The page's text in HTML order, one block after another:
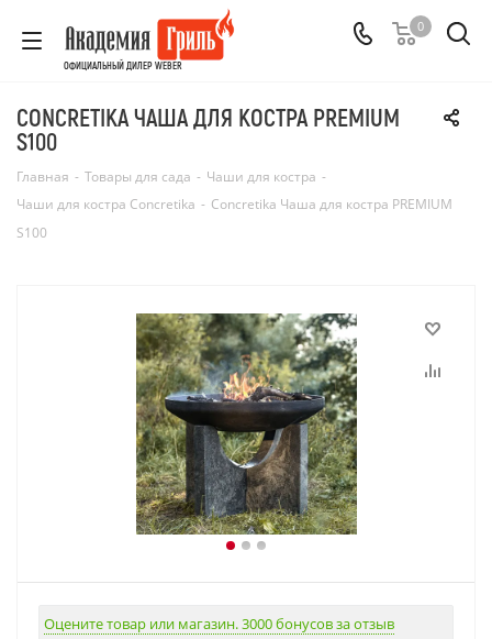
ОФИЦИАЛЬНЫЙ ДИЛЕР WEBER
0
CONCRETIKA ЧАША ДЛЯ КОСТРА PREMIUM
S100
Главная - Товары для сада - Чаши для костра -
Чаши для костра Concretika - Concretika Чаша для костра PREMIUM
S100
Оцените товар или магазин. 3000 бонусов за отзыв